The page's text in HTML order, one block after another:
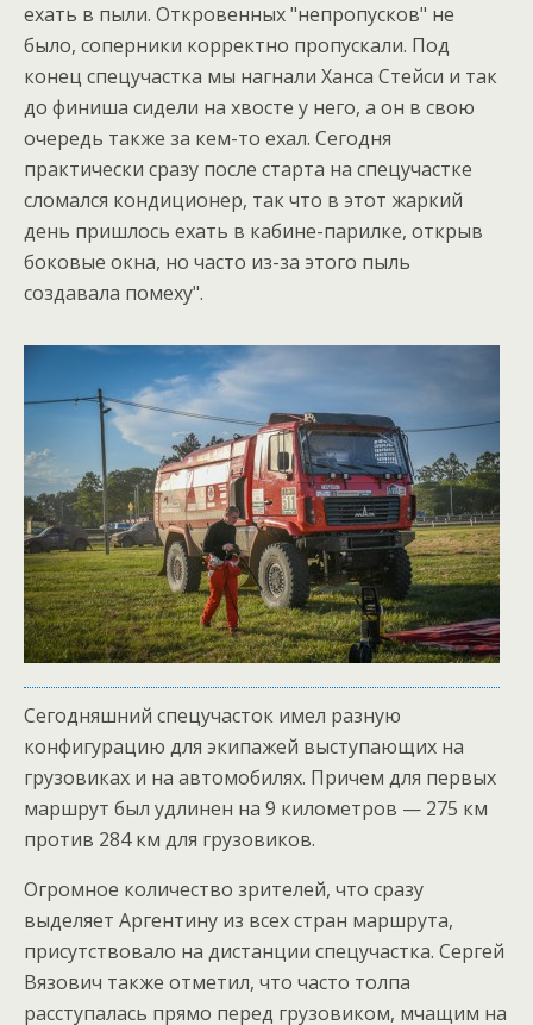
ехать в пыли. Откровенных "непропусков" не
было, соперники корректно пропускали. Под
конец спецучастка мы нагнали Ханса Стейси и так
до финиша сидели на хвосте у него, а он в свою
очередь также за кем-то ехал. Сегодня
практически сразу после старта на спецучастке
сломался кондиционер, так что в этот жаркий
день пришлось ехать в кабине-парилке, открыв
боковые окна, но часто из-за этого пыль
создавала помеху".
Сегодняшний спецучасток имел разную
конфигурацию для экипажей выступающих на
грузовиках и на автомобилях. Причем для первых
маршрут был удлинен на 9 километров — 275 км
против 284 км для грузовиков.
Огромное количество зрителей, что сразу
выделяет Аргентину из всех стран маршрута,
присутствовало на дистанции спецучастка. Сергей
Вязович также отметил, что часто толпа
расступалась прямо перед грузовиком, мчащим на